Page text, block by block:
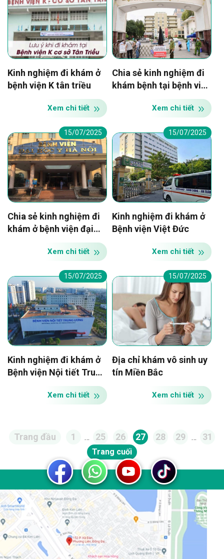
Kinh nghiệm đi khám ở
bệnh viện K tân triều
Xem chi tiết
Chia sẻ kinh nghiệm đi
khám bệnh tại bệnh viện
Xem chi tiết
15/07/2025
Chia sẻ kinh nghiệm đi
khám ở bệnh viện đại
Xem chi tiết
15/07/2025
Kinh nghiệm đi khám ở
Bệnh viện Việt Đức
Xem chi tiết
15/07/2025
Kinh nghiệm đi khám ở
Bệnh viện Nội tiết Trung
Xem chi tiết
15/07/2025
Địa chỉ khám vô sinh uy
tín Miền Bắc
Xem chi tiết
Trang đầu 1 … 25 26 27 28 29 … 31
Trang cuối